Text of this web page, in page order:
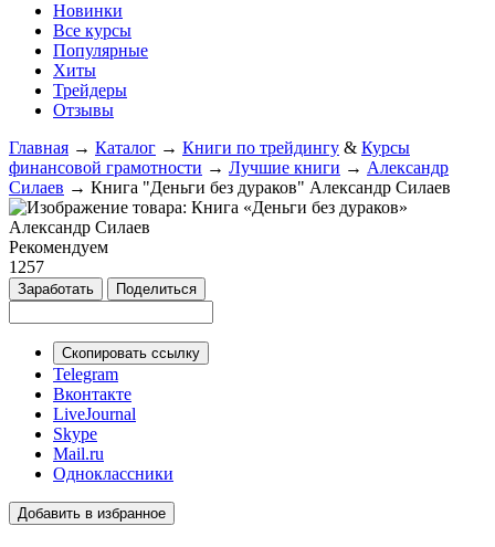
Новинки
Все курсы
Популярные
Хиты
Трейдеры
Отзывы
Главная → Каталог → Книги по трейдингу & Курсы
финансовой грамотности → Лучшие книги → Александр
Силаев → Книга "Деньги без дураков" Александр Силаев
Рекомендуем
1257
Заработать Поделиться
Скопировать ссылку
Telegram
Вконтакте
LiveJournal
Skype
Mail.ru
Одноклассники
Добавить в избранное